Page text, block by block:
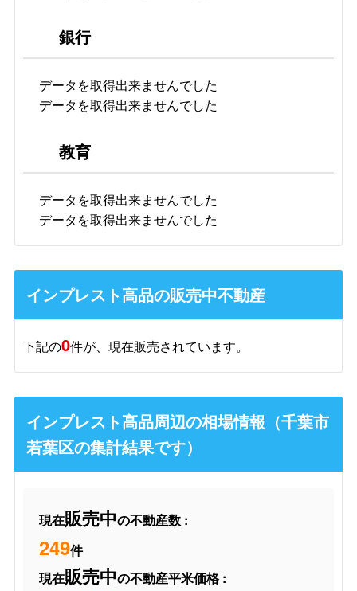
銀行
データを取得出来ませんでした
データを取得出来ませんでした
教育
データを取得出来ませんでした
データを取得出来ませんでした
インプレスト高品の販売中不動産
下記の0件が、現在販売されています。
インプレスト高品周辺の相場情報（千葉市
若葉区の集計結果です）
現在販売中の不動産数 :
249件
現在販売中の不動産平米価格 :